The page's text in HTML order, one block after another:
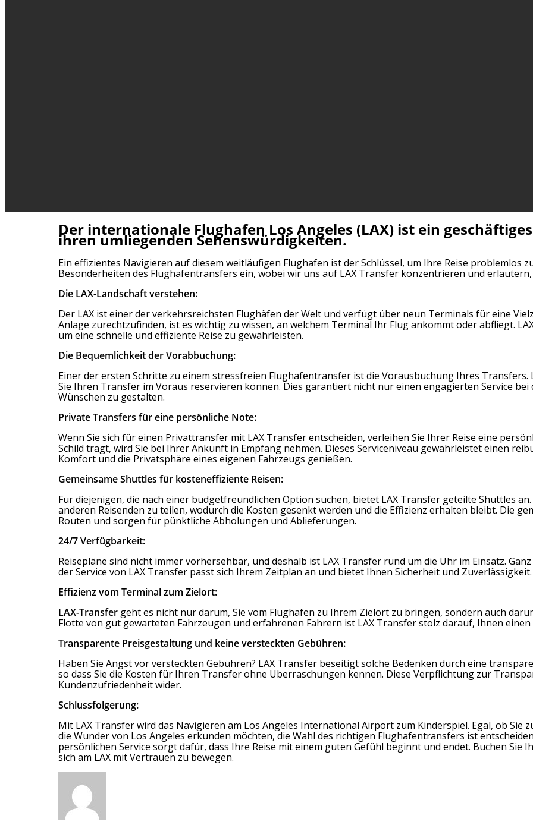
Der internationale Flughafen Los Angeles (LAX) ist ein
ihren umliegenden Sehenswürdigkeiten.
Ein effizientes Navigieren auf diesem weitläufigen Flughafen ist der Schlüssel, um Ihre Reise problemlos
Besonderheiten des Flughafentransfers ein, wobei wir uns auf LAX Transfer konzentrieren und
Die LAX-Landschaft verstehen:
Der LAX ist einer der verkehrsreichsten Flughäfen der Welt und verfügt über neun Terminals für eine
Anlage zurechtzufinden, ist es wichtig zu wissen, an welchem Terminal Ihr Flug ankommt oder abfliegt.
um eine schnelle und effiziente Reise zu gewährleisten.
Die Bequemlichkeit der Vorabbuchung:
Einer der ersten Schritte zu einem stressfreien Flughafentransfer ist die Vorausbuchung Ihres
Sie Ihren Transfer im Voraus reservieren können. Dies garantiert nicht nur einen engagierten Service
Wünschen zu gestalten.
Private Transfers für eine persönliche Note:
Wenn Sie sich für einen Privattransfer mit LAX Transfer entscheiden, verleihen Sie Ihrer Reise eine
Schild trägt, wird Sie bei Ihrer Ankunft in Empfang nehmen. Dieses Serviceniveau gewährleistet einen
Komfort und die Privatsphäre eines eigenen Fahrzeugs genießen.
Gemeinsame Shuttles für kosteneffiziente Reisen:
Für diejenigen, die nach einer budgetfreundlichen Option suchen, bietet LAX Transfer geteilte Shuttles
anderen Reisenden zu teilen, wodurch die Kosten gesenkt werden und die Effizienz erhalten bleibt. Die
Routen und sorgen für pünktliche Abholungen und Ablieferungen.
24/7 Verfügbarkeit:
Reisepläne sind nicht immer vorhersehbar, und deshalb ist LAX Transfer rund um die Uhr im Einsatz.
der Service von LAX Transfer passt sich Ihrem Zeitplan an und bietet Ihnen Sicherheit und Zuverlässigkeit.
Effizienz vom Terminal zum Zielort:
LAX-Transfer geht es nicht nur darum, Sie vom Flughafen zu Ihrem Zielort zu bringen, sondern auch
Flotte von gut gewarteten Fahrzeugen und erfahrenen Fahrern ist LAX Transfer stolz darauf, Ihnen
Transparente Preisgestaltung und keine versteckten Gebühren:
Haben Sie Angst vor versteckten Gebühren? LAX Transfer beseitigt solche Bedenken durch eine
so dass Sie die Kosten für Ihren Transfer ohne Überraschungen kennen. Diese Verpflichtung zur
Kundenzufriedenheit wider.
Schlussfolgerung:
Mit LAX Transfer wird das Navigieren am Los Angeles International Airport zum Kinderspiel. Egal, ob
die Wunder von Los Angeles erkunden möchten, die Wahl des richtigen Flughafentransfers ist
persönlichen Service sorgt dafür, dass Ihre Reise mit einem guten Gefühl beginnt und endet. Buchen
sich am LAX mit Vertrauen zu bewegen.